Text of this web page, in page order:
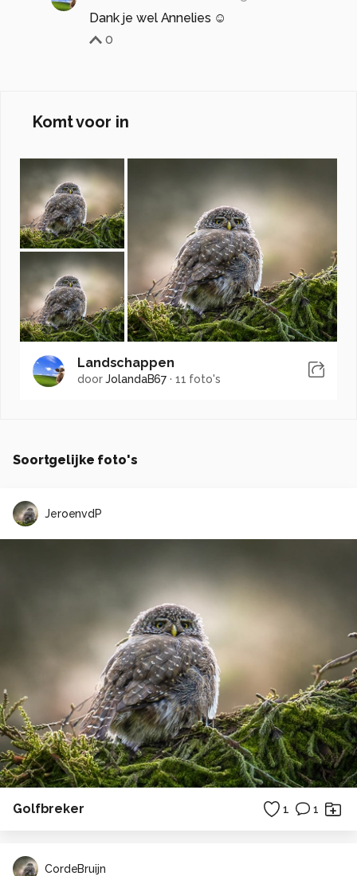
Dank je wel Annelies ☺️
0
Komt voor in
Landschappen
doorJolandaB67 · 11 foto's
Soortgelijke foto's
JeroenvdP
Golfbreker 1 1
CordeBruijn